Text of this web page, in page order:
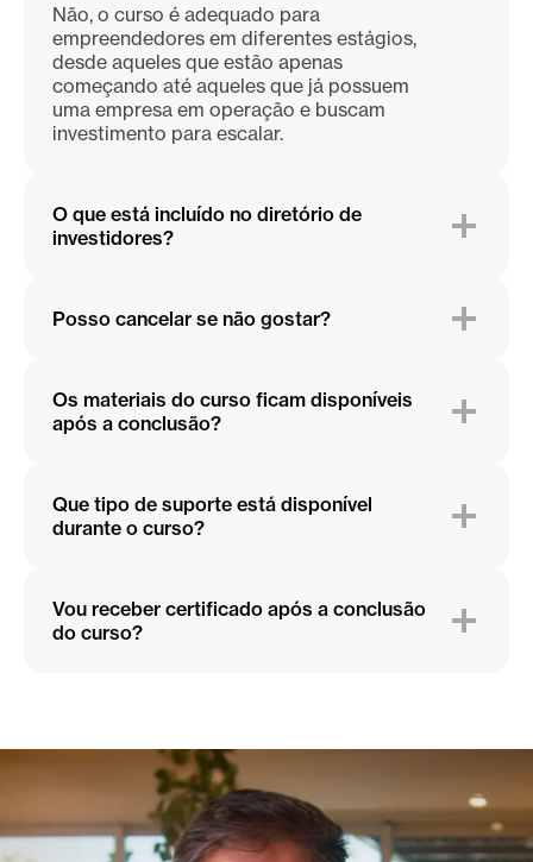
Não, o curso é adequado para
empreendedores em diferentes estágios,
desde aqueles que estão apenas
começando até aqueles que já possuem
uma empresa em operação e buscam
investimento para escalar.
O que está incluído no diretório de
investidores?
Posso cancelar se não gostar?
Os materiais do curso ficam disponíveis
após a conclusão?
Que tipo de suporte está disponível
durante o curso?
Vou receber certificado após a conclusão
do curso?